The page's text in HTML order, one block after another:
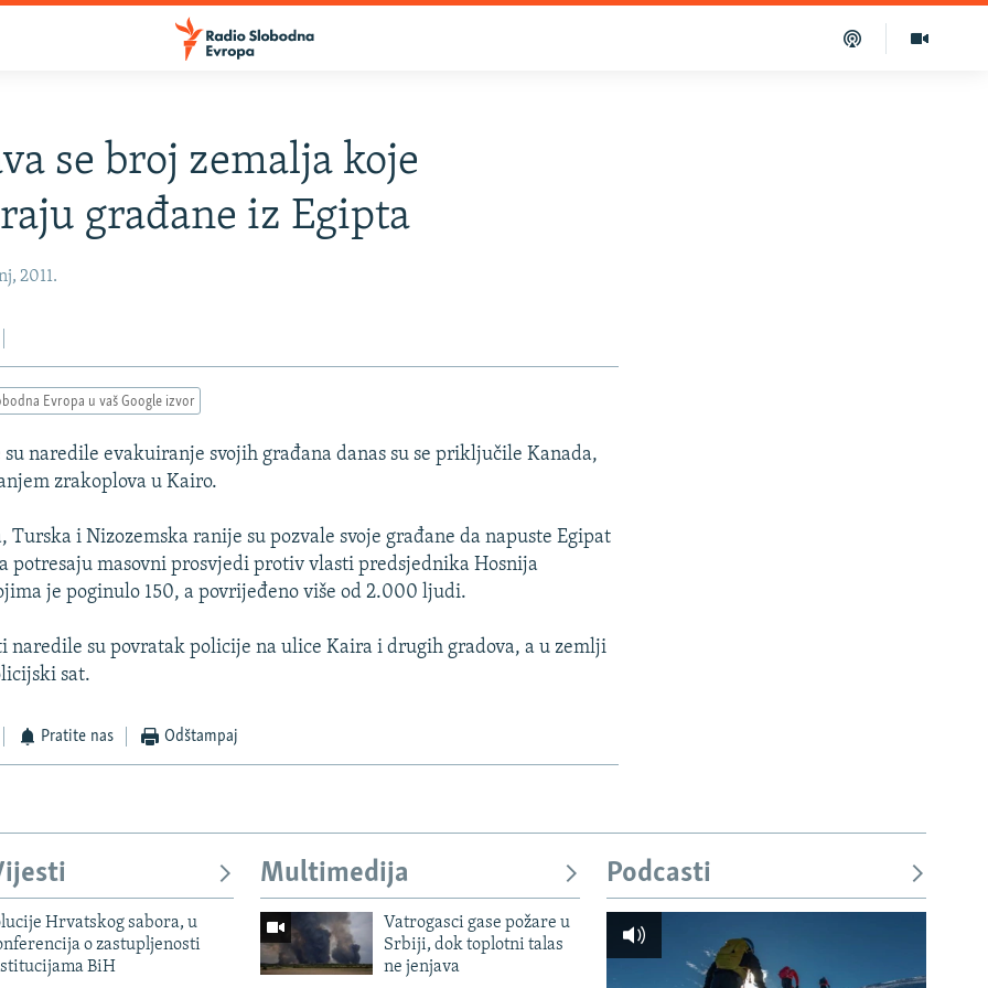
se broj zemalja koje
građane iz Egipta
2011.
Evropa u vaš Google izvor
su naredile evakuiranje svojih građana danas su se priključile Kanada,
zrakoplova u Kairo.
Turska i Nizozemska ranije su pozvale svoje građane da napuste Egipat
potresaju masovni prosvjedi protiv vlasti predsjednika Hosnija
je poginulo 150, a povrijeđeno više od 2.000 ljudi.
naredile su povratak policije na ulice Kaira i drugih gradova, a u zemlji
sat.
Pratite nas Odštampaj
Hrvatskog sabora, u
o zastupljenosti
BiH
Multimedija
Vatrogasci gase požare u
Srbiji, dok toplotni talas
ne jenjava
Podcasti